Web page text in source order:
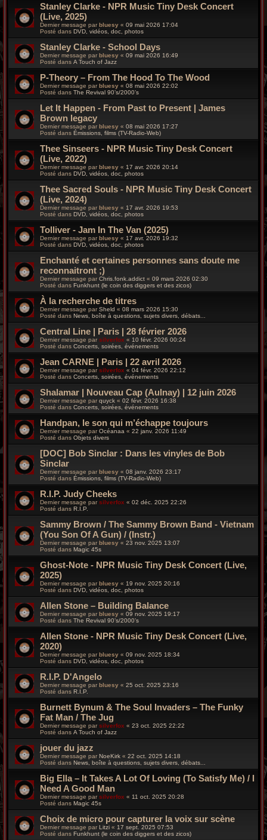
Stanley Clarke - NPR Music Tiny Desk Concert
(Live, 2025)
Dernier message par bluesy « 09 mai 2026 17:04
Posté dans DVD, vidéos, doc, photos
Stanley Clarke - School Days
Dernier message par bluesy « 09 mai 2026 16:49
Posté dans A Touch of Jazz
P-Theory – From The Hood To The Wood
Dernier message parbluesy « 08 mai 2026 22:02
Posté dans The Revival 90’s/2000’s
Let It Happen - From Past to Present | James
Brown legacy
Dernier message par bluesy « 08 mai 2026 17:27
Posté dans Émissions, films (TV-Radio-Web)
Thee Sinseers - NPR Music Tiny Desk Concert
(Live, 2022)
Dernier message par bluesy « 17 avr. 2026 20:14
Posté dans DVD, vidéos, doc, photos
Thee Sacred Souls - NPR Music Tiny Desk Concert
(Live, 2024)
Dernier message par bluesy « 17 avr. 2026 19:53
Posté dans DVD, vidéos, doc, photos
Tolliver - Jam In The Van (2025)
Dernier message parbluesy « 17 avr. 2026 19:32
Posté dans DVD, vidéos, doc, photos
Enchanté et certaines personnes sans doute me
reconnaitront ;)
Dernier message par Chris.fonk.addict « 09 mars 2026 02:30
Posté dans Funkhunt (le coin des diggers et des zicos)
À la recherche de titres
Dernier message parSheld « 08 mars 2026 15:30
Posté dans News, boîte à questions, sujets divers, débats...
Central Line | Paris | 28 février 2026
Dernier message par silverfox « 10 févr. 2026 00:24
Posté dans Concerts, soirées, événements
Jean CARNE | Paris | 22 avril 2026
Dernier message parsilverfox « 04 févr. 2026 22:12
Posté dans Concerts, soirées, événements
Shalamar | Nouveau Cap (Aulnay) | 12 juin 2026
Dernier message par quyck « 02 févr. 2026 16:38
Posté dans Concerts, soirées, événements
Handpan, le son qui m’échappe toujours
Dernier message parOcéanaa « 22 janv. 2026 11:49
Posté dans Objets divers
[DOC] Bob Sinclar : Dans les vinyles de Bob
Sinclar
Dernier message par bluesy « 08 janv. 2026 23:17
Posté dans Émissions, films (TV-Radio-Web)
R.I.P. Judy Cheeks
Dernier message parsilverfox « 02 déc. 2025 22:26
Posté dans R.I.P.
Sammy Brown / The Sammy Brown Band - Vietnam
(You Son Of A Gun) / (Instr.)
Dernier message par bluesy « 23 nov. 2025 13:07
Posté dans Magic 45s
Ghost-Note - NPR Music Tiny Desk Concert (Live,
2025)
Dernier message par bluesy « 19 nov. 2025 20:16
Posté dans DVD, vidéos, doc, photos
Allen Stone – Building Balance
Dernier message par bluesy « 09 nov. 2025 19:17
Posté dans The Revival 90’s/2000’s
Allen Stone - NPR Music Tiny Desk Concert (Live,
2020)
Dernier message par bluesy « 09 nov. 2025 18:34
Posté dans DVD, vidéos, doc, photos
R.I.P. D'Angelo
Dernier message par bluesy « 25 oct. 2025 23:16
Posté dans R.I.P.
Burnett Bynum & The Soul Invaders – The Funky
Fat Man / The Jug
Dernier message par silverfox « 23 oct. 2025 22:22
Posté dans A Touch of Jazz
jouer du jazz
Dernier message par NoeKirk « 22 oct. 2025 14:18
Posté dans News, boîte à questions, sujets divers, débats...
Big Ella – It Takes A Lot Of Loving (To Satisfy Me) / I
Need A Good Man
Dernier message par silverfox « 11 oct. 2025 20:28
Posté dans Magic 45s
Choix de micro pour capturer la voix sur scène
Dernier message par Litzi « 17 sept. 2025 07:53
Posté dans Funkhunt (le coin des diggers et des zicos)